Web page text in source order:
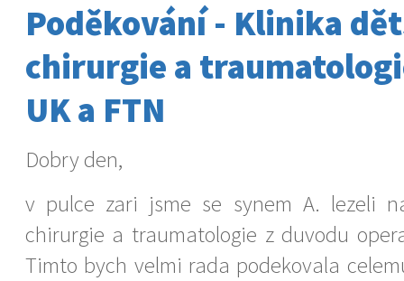
Poděkování - Klinika
chirurgie a
UK a FTN
Dobry den,
v pulce zari jsme se synem A. lezeli
chirurgie a traumatologie z duvodu
Timto bych velmi rada podekovala